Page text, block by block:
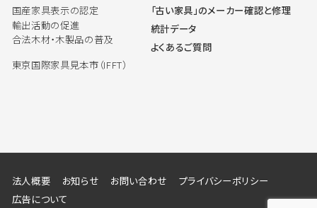
国産家具表示の認定
輸出活動の促進
合法木材・木製品の普及
東京国際家具見本市（IFFT）
「古い家具」のメーカー確認と修理
統計データ
よくあるご質問
法人概要 お知らせ お問い合わせ
プライバシーポリシー
広告について